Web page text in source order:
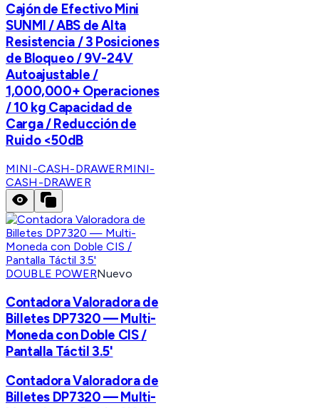
Cajón de Efectivo Mini
SUNMI / ABS de Alta
Resistencia / 3 Posiciones
de Bloqueo / 9V-24V
Autoajustable /
1,000,000+ Operaciones
/ 10 kg Capacidad de
Carga / Reducción de
Ruido <50dB
MINI-CASH-DRAWERMINI-
CASH-DRAWER
DOUBLE POWERNuevo
Contadora Valoradora de
Billetes DP7320 — Multi-
Moneda con Doble CIS /
Pantalla Táctil 3.5'
Contadora Valoradora de
Billetes DP7320 — Multi-